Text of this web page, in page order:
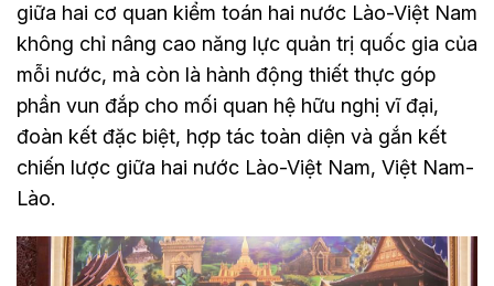
giữa hai cơ quan kiểm toán hai nước Lào-Việt Nam
không chỉ nâng cao năng lực quản trị quốc gia của
mỗi nước, mà còn là hành động thiết thực góp
phần vun đắp cho mối quan hệ hữu nghị vĩ đại,
đoàn kết đặc biệt, hợp tác toàn diện và gắn kết
chiến lược giữa hai nước Lào-Việt Nam, Việt Nam-
Lào.